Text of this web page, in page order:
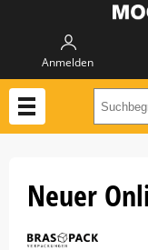
Anmelden
Neuer